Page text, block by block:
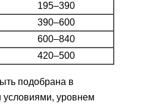
195–390
390–600
600–840
420–500
подобрана в
условиями, уровнем